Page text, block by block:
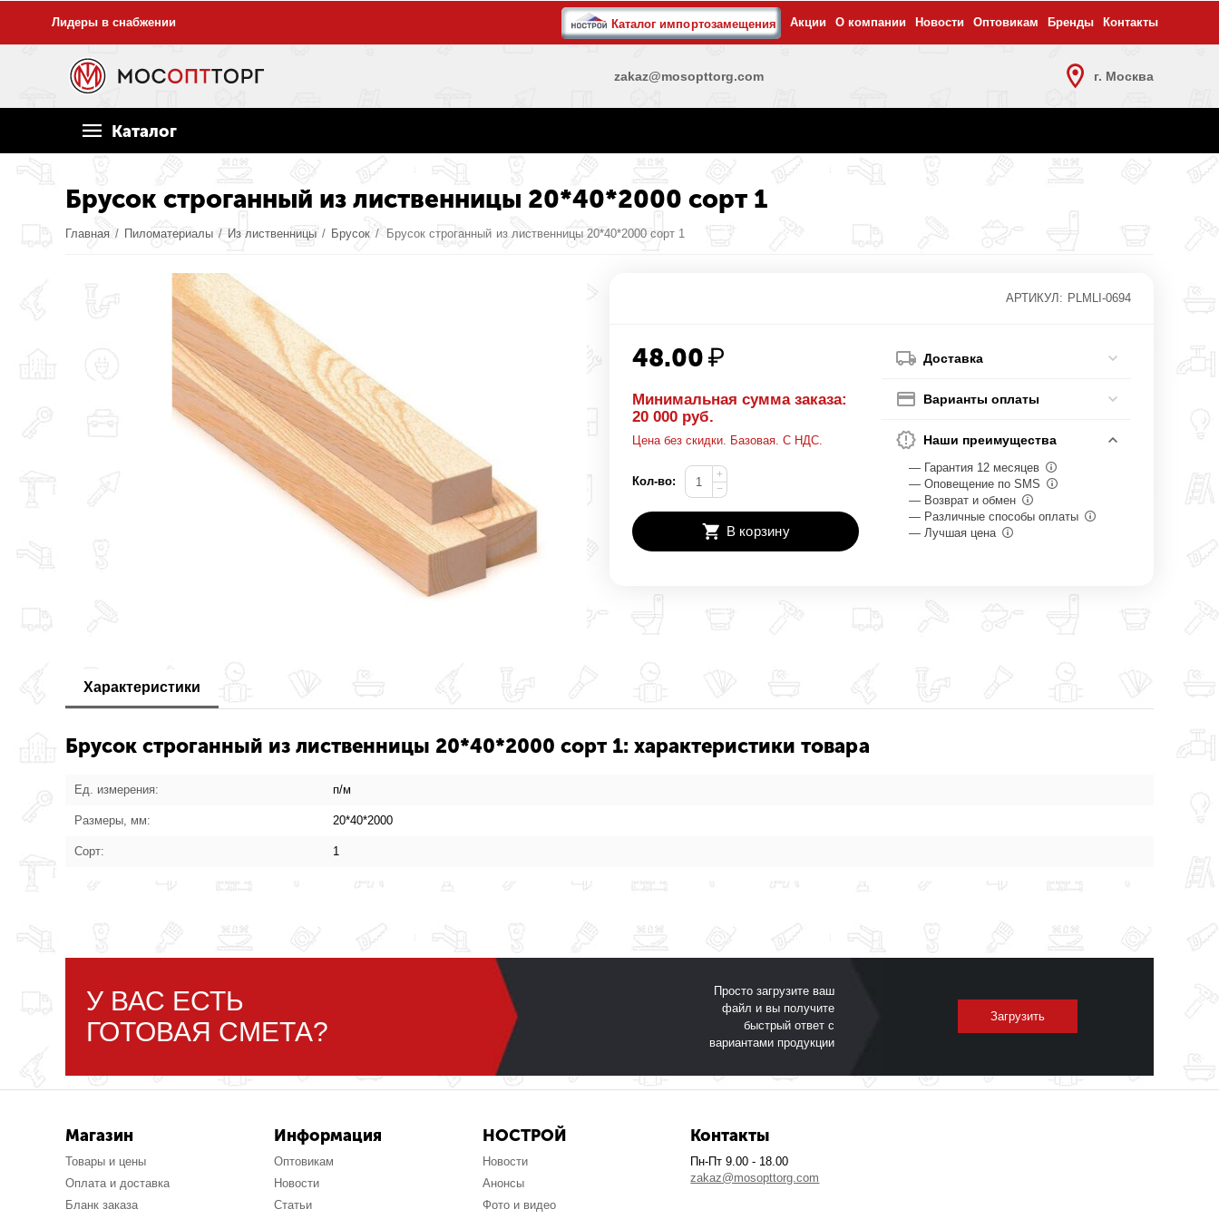
Лидеры в снабжении Каталог импортозамещения Акции О компании Новости Оптовикам Бренды Контакты
zakaz@mosopttorg.com г. Москва
Каталог
Брусок строганный из лиственницы 20*40*2000 сорт 1
Главная / Пиломатериалы / Из лиственницы / Брусок / Брусок строганный из лиственницы 20*40*2000 сорт 1
АРТИКУЛ: PLMLI-0694
48.00₽
Минимальная сумма заказа:
20 000 руб.
Цена без скидки. Базовая. С НДС.
Кол-во:
+
−
В корзину
Доставка
Варианты оплаты
Наши преимущества
— Гарантия 12 месяцев
— Оповещение по SMS
— Возврат и обмен
— Различные способы оплаты
— Лучшая цена
Характеристики
Брусок строганный из лиственницы 20*40*2000 сорт 1: характеристики товара
Ед. измерения: п/м
Размеры, мм: 20*40*2000
Сорт: 1
У ВАС ЕСТЬ
ГОТОВАЯ СМЕТА?
Просто загрузите ваш
файл и вы получите
быстрый ответ с
вариантами продукции
Загрузить
Магазин
Товары и цены
Оплата и доставка
Бланк заказа
Информация
Оптовикам
Новости
Статьи
НОСТРОЙ
Новости
Анонсы
Фото и видео
Контакты
Пн-Пт 9.00 - 18.00
zakaz@mosopttorg.com